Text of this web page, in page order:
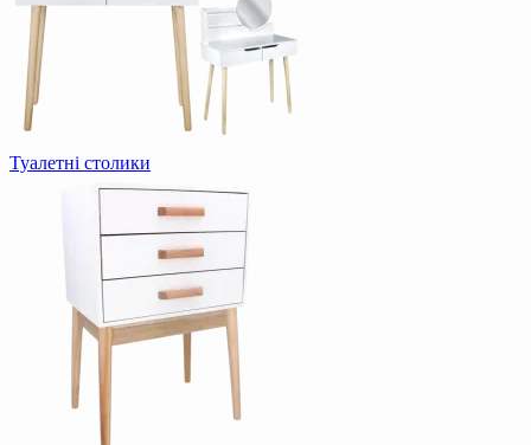
Туалетні столики